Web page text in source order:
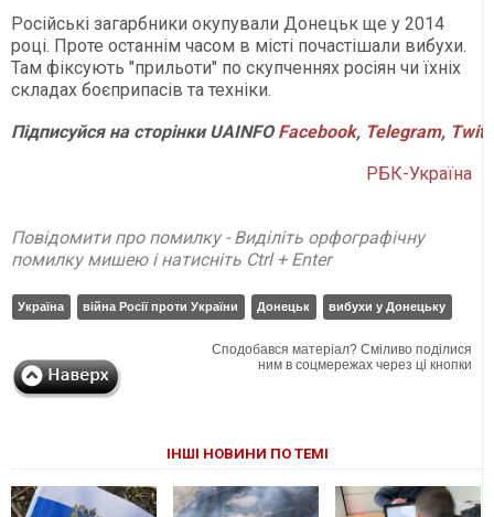
Російські загарбники окупували Донецьк ще у 2014
році. Проте останнім часом в місті почастішали вибухи.
Там фіксують "прильоти" по скупченнях росіян чи їхніх
складах боєприпасів та техніки.
Підписуйся на сторінки UAINFO Facebook, Telegram,
РБК-Україна
Повідомити про помилку - Виділіть орфографічну
помилку мишею і натисніть Ctrl + Enter
Україна війна Росії проти України Донецьк вибухи у Донецьку
Сподобався матеріал? Сміливо поділися
ним в соцмережах через ці кнопки
ІНШІ НОВИНИ ПО ТЕМІ